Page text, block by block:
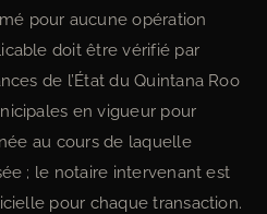
pour aucune opération
doit être vérifié par
de l’État du Quintana Roo
en vigueur pour
au cours de laquelle
; le notaire intervenant est
pour chaque transaction.